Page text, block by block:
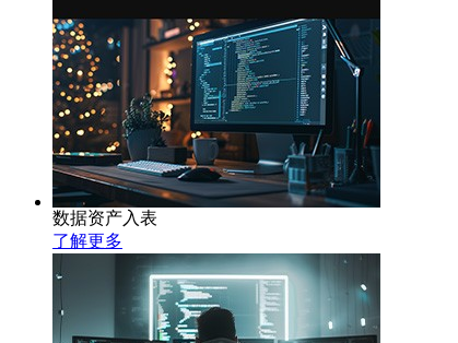
数据资产入表
了解更多